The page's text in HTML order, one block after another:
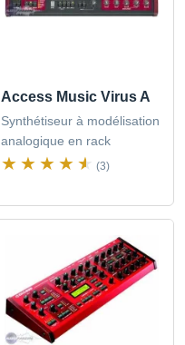
Access Music Virus A
Synthétiseur à modélisation
analogique en rack
(3)